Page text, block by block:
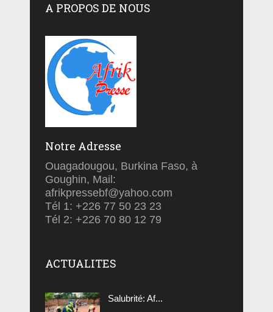
A PROPOS DE NOUS
Notre Adresse
Ouagadougou, Burkina Faso, à
Goughin, Mail:
afrikpressebf@yahoo.com
Tél 1: +226 77 50 23 23
Tél 2: +226 70 80 12 79
ACTUALITES
Salubrité: Af...